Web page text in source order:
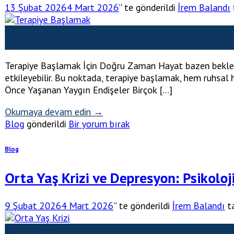
13 Şubat 20264 Mart 2026’' te gönderildi İrem Balandı
Terapiye Başlamak İçin Doğru Zaman Hayat bazen
etkileyebilir. Bu noktada, terapiye başlamak, hem ruhsal
Önce Yaşanan Yaygın Endişeler Birçok […]
Okumaya devam edin →
Blog gönderildi Bir yorum bırak
Blog
Orta Yaş Krizi ve Depresyon:
9 Şubat 20264 Mart 2026’' te gönderildi İrem Balandı